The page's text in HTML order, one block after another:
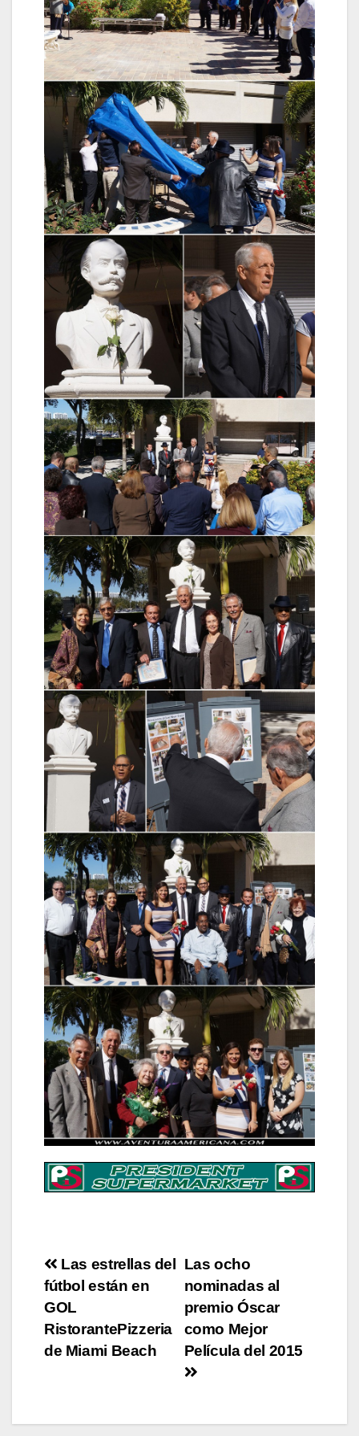
Post
navigation
Las ocho
nominadas al
premio Óscar
como Mejor
Película del 2015
Las estrellas del
fútbol están en
GOL
RistorantePizzeria
de Miami Beach